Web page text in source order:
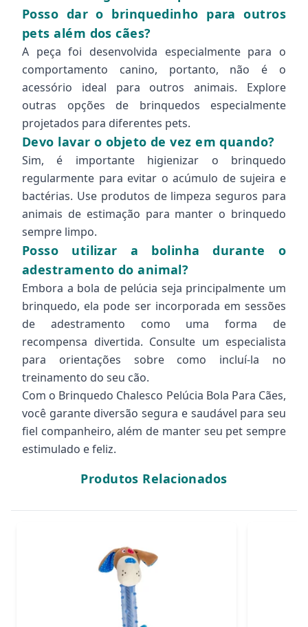
Posso dar o brinquedinho para outros
pets além dos cães?
A peça foi desenvolvida especialmente para o
comportamento canino, portanto, não é o
acessório ideal para outros animais. Explore
outras opções de brinquedos especialmente
projetados para diferentes pets.
Devo lavar o objeto de vez em quando?
Sim, é importante higienizar o brinquedo
regularmente para evitar o acúmulo de sujeira e
bactérias. Use produtos de limpeza seguros para
animais de estimação para manter o brinquedo
sempre limpo.
Posso utilizar a bolinha durante o
adestramento do animal?
Embora a bola de pelúcia seja principalmente um
brinquedo, ela pode ser incorporada em sessões
de adestramento como uma forma de
recompensa divertida. Consulte um especialista
para orientações sobre como incluí-la no
treinamento do seu cão.
Com o Brinquedo Chalesco Pelúcia Bola Para Cães,
você garante diversão segura e saudável para seu
fiel companheiro, além de manter seu pet sempre
estimulado e feliz.
Produtos Relacionados